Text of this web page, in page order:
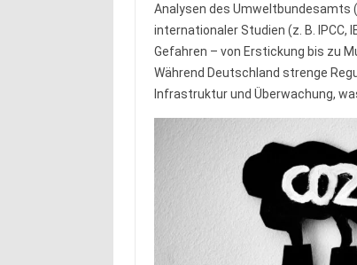
Analysen des Umweltbundesamts
internationaler Studien (z. B.
Gefahren – von Erstickung bis zu
Während Deutschland strenge
Infrastruktur und Überwachung,